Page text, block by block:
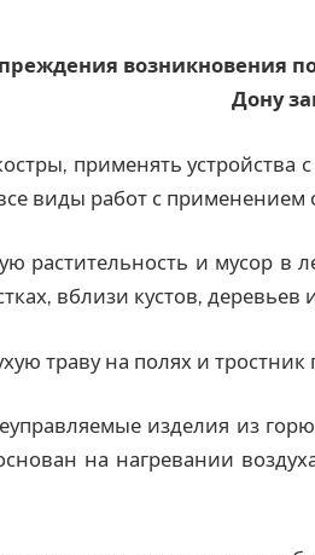
возникновения
Дону
применять
виды работ с применением
растительность и мусор в
вблизи кустов, деревьев
траву на полях и
изделия из
на нагревании